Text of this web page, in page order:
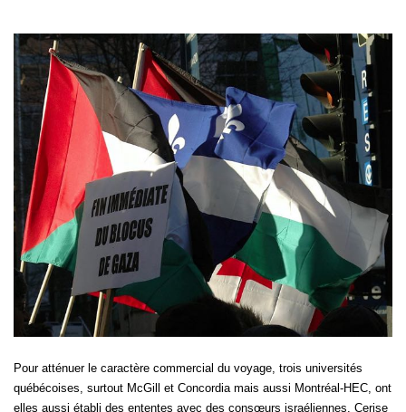
Pour atténuer le caractère commercial du voyage, trois universités
québécoises, surtout McGill et Concordia mais aussi Montréal-HEC, ont
elles aussi établi des ententes avec des consœurs israéliennes. Cerise